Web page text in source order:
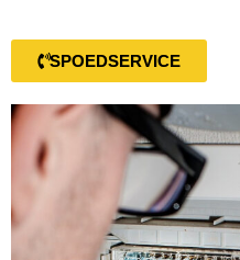
SPOEDSERVICE